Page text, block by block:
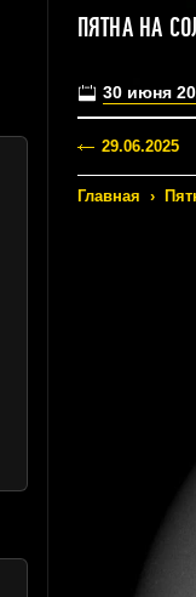
ПЯТНА НА
30 июня
29.06.2025
Главная ›